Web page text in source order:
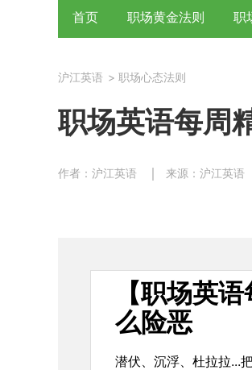
首页 职场黄金法则 职
沪江英语 > 职场心态法则
职场英语每周
作者：沪江英语 来源：沪江英语
【职场英
么险恶
潜伏、沉浮、杜拉拉...